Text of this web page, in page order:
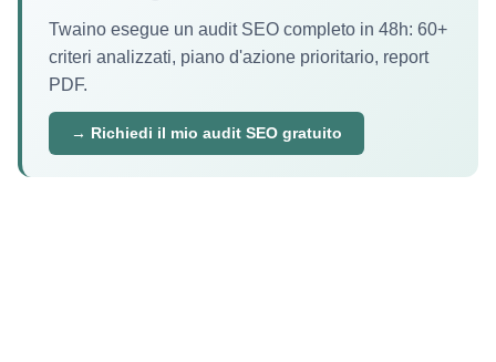
Twaino esegue un audit SEO completo in 48h: 60+
criteri analizzati, piano d'azione prioritario, report
PDF.
→ Richiedi il mio audit SEO gratuito